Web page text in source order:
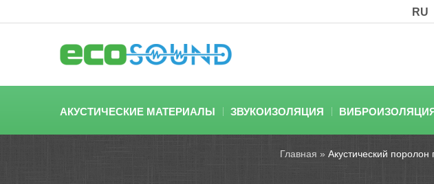
RU
АКУСТИЧЕСКИЕ МАТЕРИАЛЫ ЗВУКОИЗОЛЯЦИЯ
Главная » Акустический